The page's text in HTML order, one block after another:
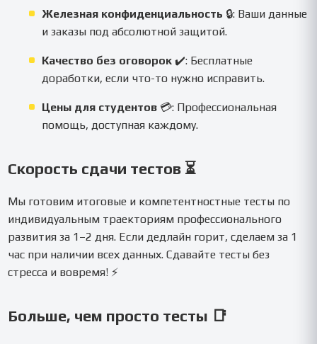
Железная конфиденциальность 🔒: Ваши данные
и заказы под абсолютной защитой.
Качество без оговорок ✔️: Бесплатные
доработки, если что-то нужно исправить.
Цены для студентов 💳: Профессиональная
помощь, доступная каждому.
Скорость сдачи тестов ⏳
Мы готовим итоговые и компетентностные тесты по
индивидуальным траекториям профессионального
развития за 1–2 дня. Если дедлайн горит, сделаем за 1
час при наличии всех данных. Сдавайте тесты без
стресса и вовремя! ⚡
Больше, чем просто тесты 📑